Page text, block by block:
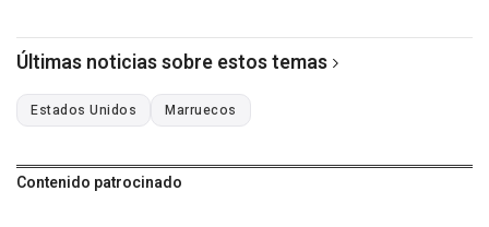
Últimas noticias sobre estos temas
Estados Unidos Marruecos
Contenido patrocinado